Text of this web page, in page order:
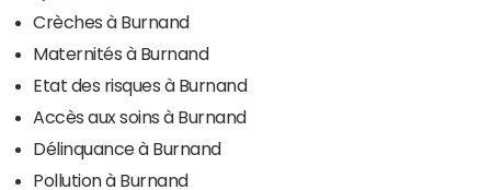
Crèches à Burnand
Maternités à Burnand
Etat des risques à Burnand
Accès aux soins à Burnand
Délinquance à Burnand
Pollution à Burnand